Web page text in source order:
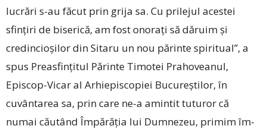
lucrări s-au făcut prin grija sa. Cu prilejul acestei
sfințiri de biserică, am fost onorați să dăruim și
credincioșilor din Sitaru un nou părinte spiritual”, a
spus Preasfințitul Părinte Timotei Prahoveanul,
Episcop-Vicar al Arhiepiscopiei Bucureștilor, în
cuvântarea sa, prin care ne-a amintit tuturor că
numai căutând Împărăția lui Dumnezeu, primim îm­